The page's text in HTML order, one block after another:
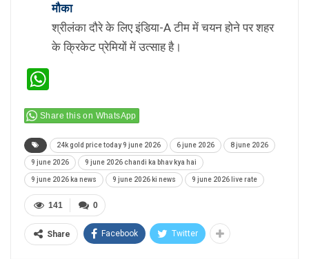
मौका
श्रीलंका दौरे के लिए इंडिया-A टीम में चयन होने पर शहर
के क्रिकेट प्रेमियों में उत्साह है।
Share this on WhatsApp
24k gold price today 9 june 2026 6 june 2026 8 june 2026
9 june 2026 9 june 2026 chandi ka bhav kya hai
9 june 2026 ka news 9 june 2026 ki news 9 june 2026 live rate
0
141
Share Facebook Twitter